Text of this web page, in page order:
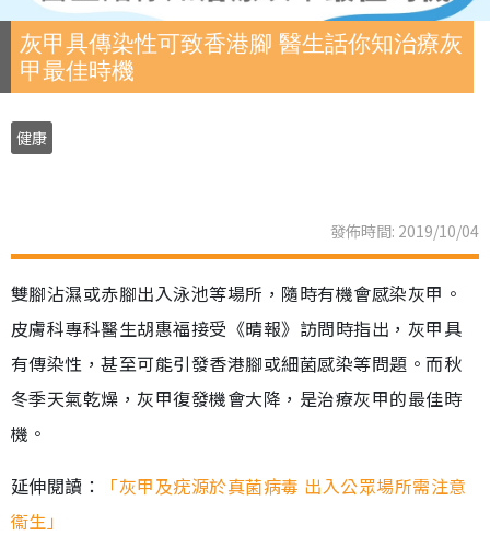
灰甲具傳染性可致香港腳 醫生話你知治療灰
甲最佳時機
健康
發佈時間: 2019/10/04
雙腳沾濕或赤腳出入泳池等場所，隨時有機會感染灰甲。
皮膚科專科醫生胡惠福接受《晴報》訪問時指出，灰甲具
有傳染性，甚至可能引發香港腳或細菌感染等問題。而秋
冬季天氣乾燥，灰甲復發機會大降，是治療灰甲的最佳時
機。
延伸閱讀：
「灰甲及疣源於真菌病毒 出入公眾場所需注意
衞生」